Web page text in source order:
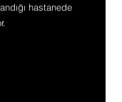
hastanede